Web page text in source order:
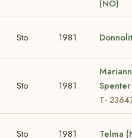
(NO)
Sto 1981
Sto 1981
T-
Sto 1981 Telma